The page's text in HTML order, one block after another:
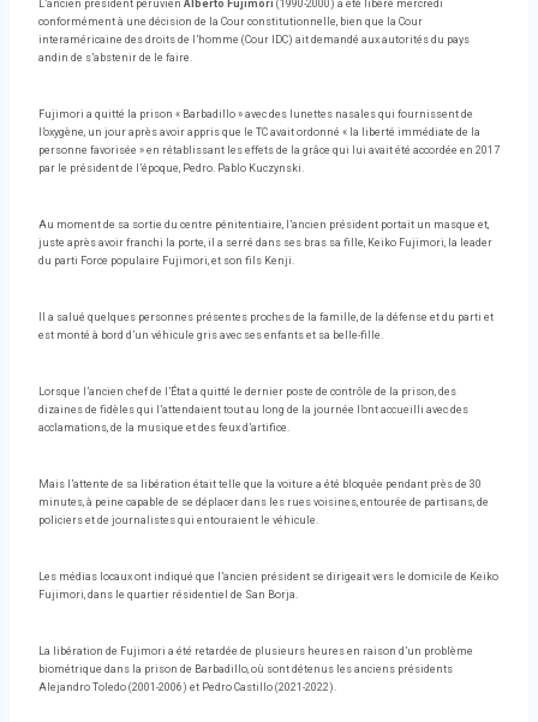
L’ancien président péruvien Alberto Fujimori (1990-2000) a été libéré mercredi
conformément à une décision de la Cour constitutionnelle, bien que la Cour
interaméricaine des droits de l’homme (Cour IDC) ait demandé aux autorités du pays
andin de s’abstenir de le faire.
Fujimori a quitté la prison « Barbadillo » avec des lunettes nasales qui fournissent de
l’oxygène, un jour après avoir appris que le TC avait ordonné « la liberté immédiate de la
personne favorisée » en rétablissant les effets de la grâce qui lui avait été accordée en 2017
par le président de l’époque, Pedro. Pablo Kuczynski.
Au moment de sa sortie du centre pénitentiaire, l’ancien président portait un masque et,
juste après avoir franchi la porte, il a serré dans ses bras sa fille, Keiko Fujimori, la leader
du parti Force populaire Fujimori, et son fils Kenji.
Il a salué quelques personnes présentes proches de la famille, de la défense et du parti et
est monté à bord d’un véhicule gris avec ses enfants et sa belle-fille.
Lorsque l’ancien chef de l’État a quitté le dernier poste de contrôle de la prison, des
dizaines de fidèles qui l’attendaient tout au long de la journée l’ont accueilli avec des
acclamations, de la musique et des feux d’artifice.
Mais l’attente de sa libération était telle que la voiture a été bloquée pendant près de 30
minutes, à peine capable de se déplacer dans les rues voisines, entourée de partisans, de
policiers et de journalistes qui entouraient le véhicule.
Les médias locaux ont indiqué que l’ancien président se dirigeait vers le domicile de Keiko
Fujimori, dans le quartier résidentiel de San Borja.
La libération de Fujimori a été retardée de plusieurs heures en raison d’un problème
biométrique dans la prison de Barbadillo, où sont détenus les anciens présidents
Alejandro Toledo (2001-2006) et Pedro Castillo (2021-2022).